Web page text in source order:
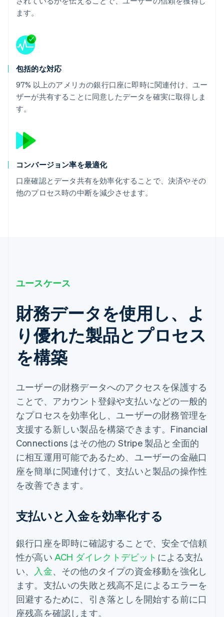
ます。
包括的な対応
97% 以上のアメリカの銀行口座に即時に関連付け、ユー
ザーが共有することに同意したデータを確実に取得しま
す。
コンバージョン率を最適化
口座確認とデータ共有を効率化することで、決済やその
他のプロセス時の中断を減少させます。
ユースケース
財務データを使用し、よ
り優れた製品とプロセス
を構築
ユーザーの財務データへのアクセスを保護する
ことで、アカウント登録や支払いなどの一般的
なプロセスを効率化し、ユーザーの財務管理を
支援する新しい製品を構築できます。Financial
Connections はその他の Stripe 製品と全面的
に相互運用可能であるため、ユーザーの金融口
座を簡単に関連付けて、支払いと製品の操作性
を改善できます。
支払いと入金を効率化する
銀行口座を即時に確認することで、安全で信頼
性が高い ACH ダイレクトデビット による支払
い、
入金、その他のタイプの資金移動を強化し
ます。支払いの失敗と残高不足によるエラーを
回避するために、引き落としを開始する前に口
座残高を確認します。